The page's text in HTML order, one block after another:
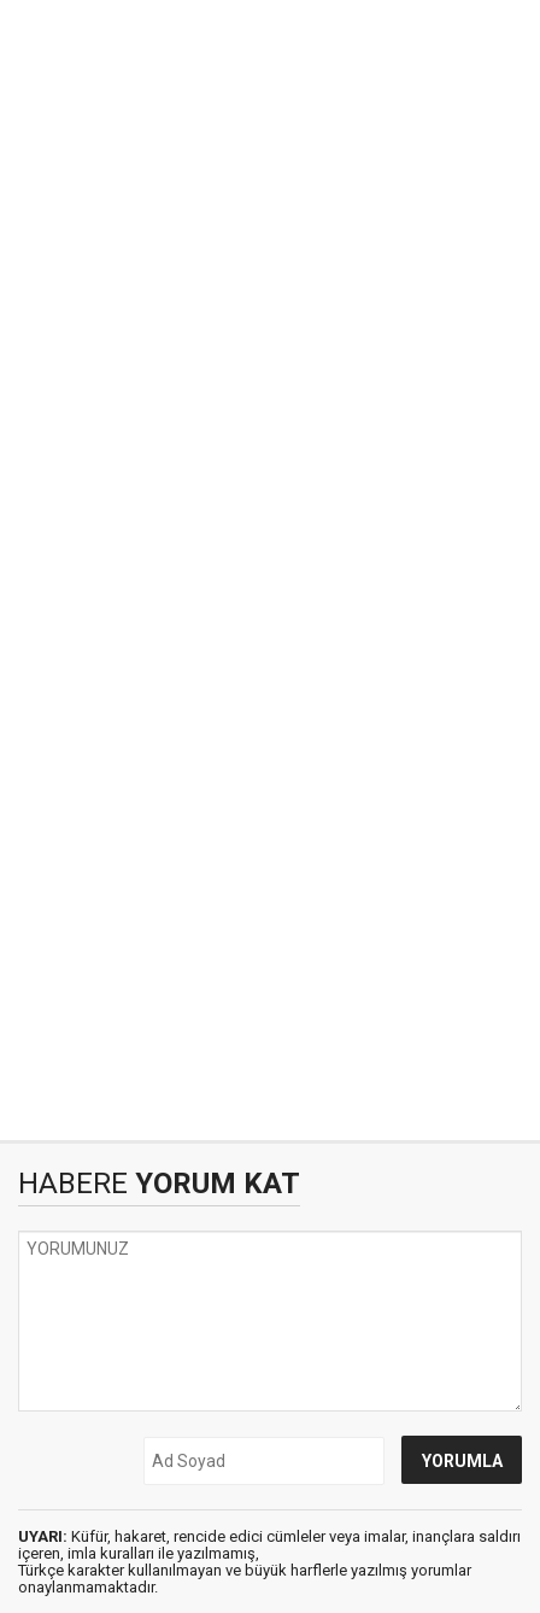
HABERE YORUM KAT
UYARI: Küfür, hakaret, rencide edici cümleler veya imalar, inançlara saldırı
içeren, imla kuralları ile yazılmamış,
Türkçe karakter kullanılmayan ve büyük harflerle yazılmış yorumlar
onaylanmamaktadır.